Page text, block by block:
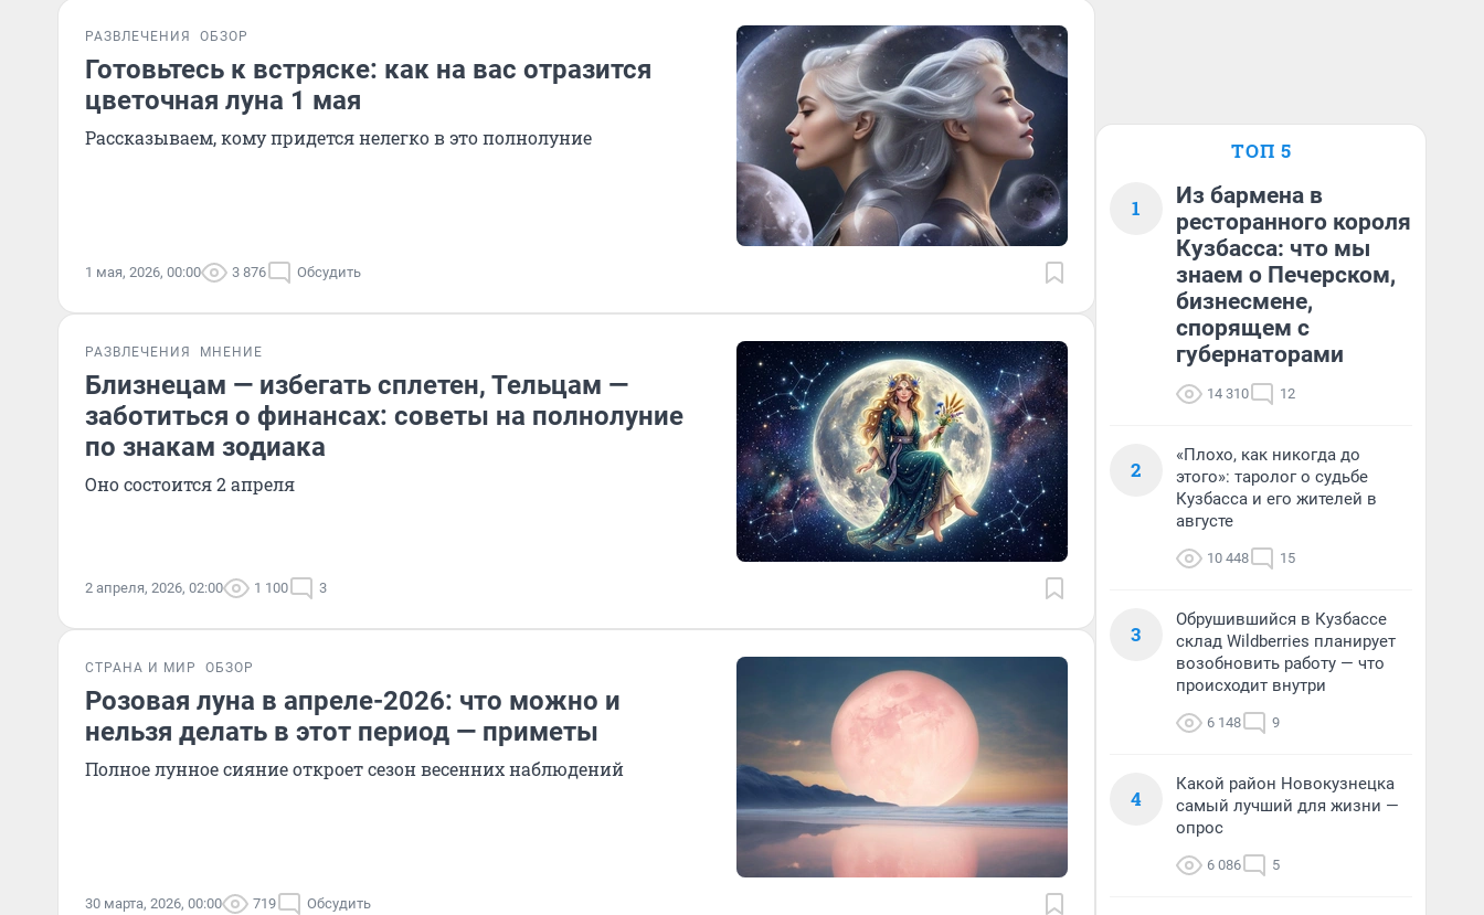
РАЗВЛЕЧЕНИЯ ОБЗОР
Готовьтесь к встряске: как на вас отразится
цветочная луна 1 мая
Рассказываем, кому придется нелегко в это полнолуние
1 мая, 2026, 00:00 3 876 Обсудить
РАЗВЛЕЧЕНИЯ МНЕНИЕ
Близнецам — избегать сплетен, Тельцам —
заботиться о финансах: советы на полнолуние
по знакам зодиака
Оно состоится 2 апреля
2 апреля, 2026, 02:00 1 100 3
СТРАНА И МИР ОБЗОР
Розовая луна в апреле-2026: что можно и
нельзя делать в этот период — приметы
Полное лунное сияние откроет сезон весенних наблюдений
30 марта, 2026, 00:00 719 Обсудить
ТОП 5
1
Из бармена в
ресторанного короля
Кузбасса: что мы
знаем о Печерском,
бизнесмене,
спорящем с
губернаторами
14 310 12
2
«Плохо, как никогда до
этого»: таролог о судьбе
Кузбасса и его жителей в
августе
10 448 15
3
Обрушившийся в Кузбассе
склад Wildberries планирует
возобновить работу — что
происходит внутри
6 148 9
4
Какой район Новокузнецка
самый лучший для жизни —
опрос
6 086 5